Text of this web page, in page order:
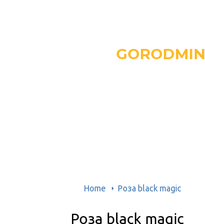
Home Роза black magic
Роза black magic